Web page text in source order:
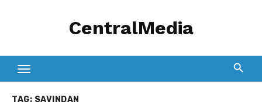
CentralMedia
TAG: SAVINDAN